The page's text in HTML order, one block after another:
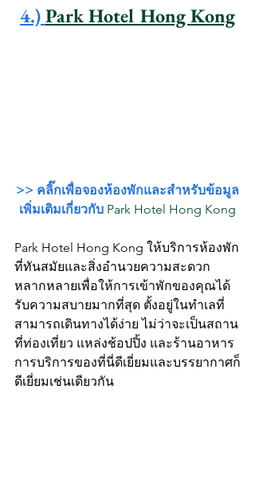
4.) Park Hotel Hong Kong
>> คลิ๊กเพื่อจองห้องพักและสำหรับข้อมูล
เพิ่มเติมเกี่ยวกับ Park Hotel Hong Kong
Park Hotel Hong Kong ให้บริการห้องพัก
ที่ทันสมัยและสิ่งอำนวยความสะดวก
หลากหลายเพื่อให้การเข้าพักของคุณได้
รับความสบายมากที่สุด ตั้งอยู่ในทำเลที่
สามารถเดินทางได้ง่าย ไม่ว่าจะเป็นสถาน
ที่ท่องเที่ยว แหล่งช้อปปิ้ง และร้านอาหาร
การบริการของที่นี่ดีเยี่ยมและบรรยากาศก็
ดีเยี่ยมเช่นเดียวกัน